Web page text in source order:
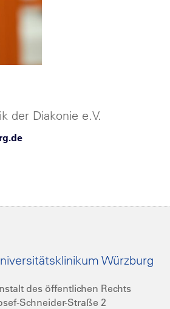
der Diakonie e.V.
Würzburg
des öffentlichen Rechts
Schneider-Straße 2